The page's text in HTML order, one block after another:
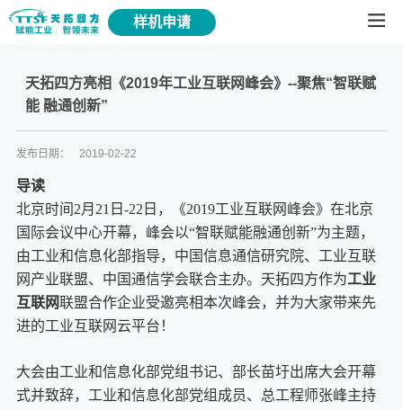
样机申请
天拓四方亮相《2019年工业互联网峰会》--聚焦“智联赋
能 融通创新”
发布日期： 2019-02-22
导读
北京时间2月21日-22日，《2019工业互联网峰会》在北京
国际会议中心开幕，峰会以“智联赋能融通创新”为主题，
由工业和信息化部指导，中国信息通信研究院、工业互联
网产业联盟、中国通信学会联合主办。天拓四方作为工业
互联网联盟合作企业受邀亮相本次峰会，并为大家带来先
进的工业互联网云平台！
大会由工业和信息化部党组书记、部长苗圩出席大会开幕
式并致辞，工业和信息化部党组成员、总工程师张峰主持